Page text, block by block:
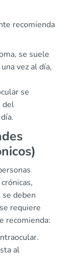
recomienda
se suele
vez al día,
se
del
deben
requiere
recomienda:
al